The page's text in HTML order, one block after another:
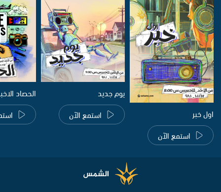
اول خبر
استمع الآن
يوم جديد
استمع الآن
الحصاد